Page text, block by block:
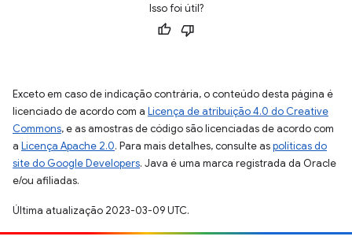
Isso foi útil?
Exceto em caso de indicação contrária, o conteúdo desta página é
licenciado de acordo com a Licença de atribuição 4.0 do Creative
Commons, e as amostras de código são licenciadas de acordo com
a Licença Apache 2.0. Para mais detalhes, consulte aspolíticas do
site do Google Developers. Java é uma marca registrada da Oracle
e/ou afiliadas.
Última atualização 2023-03-09 UTC.